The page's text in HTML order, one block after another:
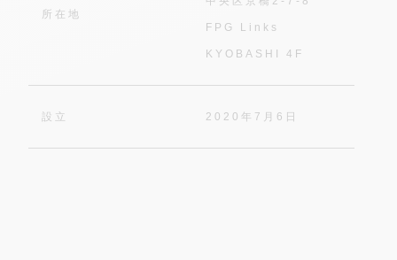
所在地
FPG Links
KYOBASHI 4F
設立 2020年7月6日